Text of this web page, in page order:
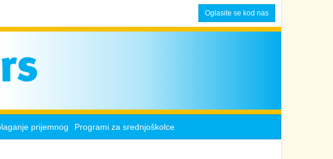
Oglasite se kod nas
prijemnog Programi za srednjoškolce